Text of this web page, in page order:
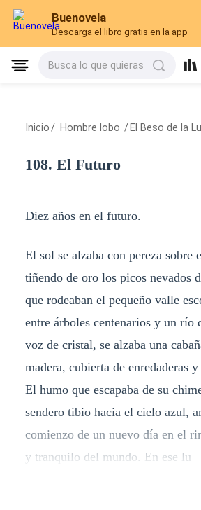
Buenovela
Descarga el libro gratis en la app
Busca lo que quieras
Inicio / Hombre lobo / El Beso de la
108. El Futuro
Diez años en el futuro.
El sol se alzaba con pereza sobre
tiñendo de oro los picos nevados
que rodeaban el pequeño valle
entre árboles centenarios y un río
voz de cristal, se alzaba una
madera, cubierta de enredaderas
El humo que escapaba de su
sendero tibio hacia el cielo azul,
comienzo de un nuevo día en el
y tranquilo del mundo. En ese lu